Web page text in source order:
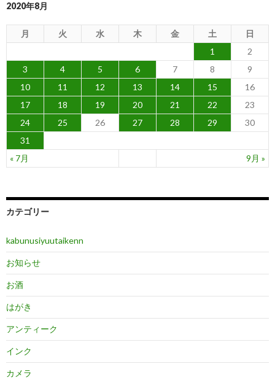
2020年8月
月 火 水 木 金 土 日
« 7月 9月 »
1
2
3
4 5 6 7 8
9
10
11 12 13 14 15
16
17
18 19 20 21 22
23
24
25 26 27 28 29
30
31
カテゴリー
kabunusiyuutaikenn
お知らせ
お酒
はがき
アンティーク
インク
カメラ